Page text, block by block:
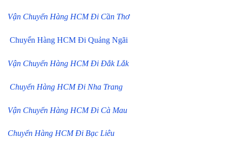
Vận Chuyển Hàng HCM Đi Cần Thơ
Chuyển Hàng HCM Đi Quảng Ngãi
Vận Chuyển Hàng HCM Đi Đắk Lắk
Chuyển Hàng HCM Đi Nha Trang
Vận Chuyển Hàng HCM Đi Cà Mau
Chuyển Hàng HCM Đi Bạc Liêu